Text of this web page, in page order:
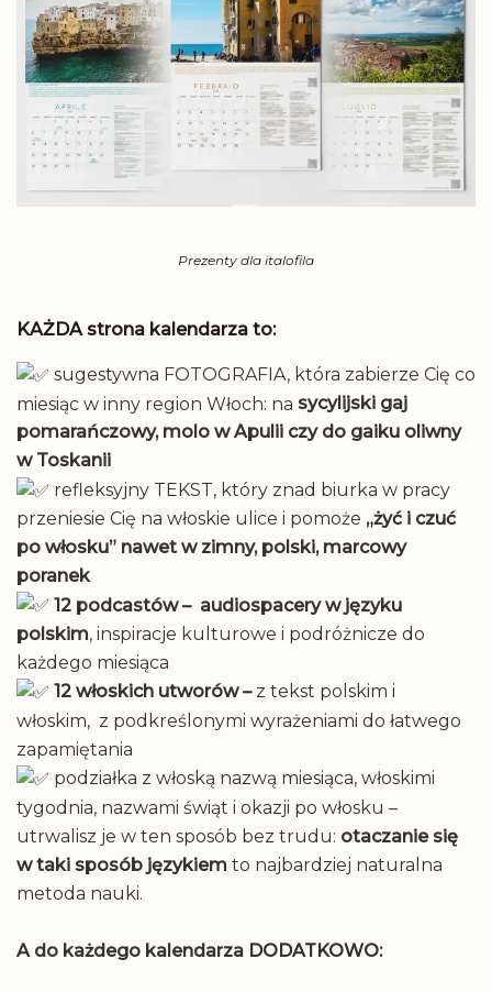
Prezenty dla italofila
KAŻDA strona kalendarza to:
sugestywna FOTOGRAFIA, która zabierze Cię co
miesiąc w inny region Włoch: na sycylijski gaj
pomarańczowy, molo w Apulii czy do gaiku oliwny
w Toskanii
refleksyjny TEKST, który znad biurka w pracy
przeniesie Cię na włoskie ulice i pomoże „żyć i czuć
po włosku” nawet w zimny, polski, marcowy
poranek
12 podcastów – audiospacery w języku
polskim, inspiracje kulturowe i podróżnicze do
każdego miesiąca
12 włoskich utworów –z tekst polskim i
włoskim, z podkreślonymi wyrażeniami do łatwego
zapamiętania
podziałka z włoską nazwą miesiąca, włoskimi
tygodnia, nazwami świąt i okazji po włosku –
utrwalisz je w ten sposób bez trudu: otaczanie się
w taki sposób językiem to najbardziej naturalna
metoda nauki.
A do każdego kalendarza DODATKOWO: